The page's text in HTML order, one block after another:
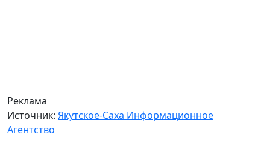
Реклама
Источник: Якутское-Саха Информационное
Агентство